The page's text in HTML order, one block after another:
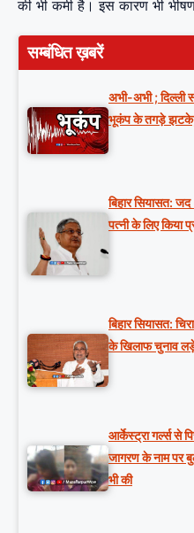
की भी कमी है। इस कारण भी
सम्बंधित ख़बरें
अभी-अभी ; दिल्ली
भूकंप के तगड़े झटके,
बिहार सियासत:
पत्नी के लिए किया
बिहार सियासत:
के खिलाफ चुनाव
आर्केस्ट्रा गर्ल्स से
जागरण के नाम पर
भी की